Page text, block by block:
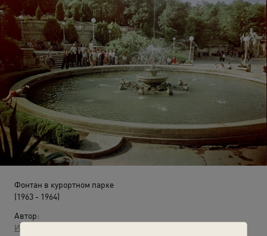
Фонтан в курортном парке
(1963 - 1964)
Автор:
Иван Шагин